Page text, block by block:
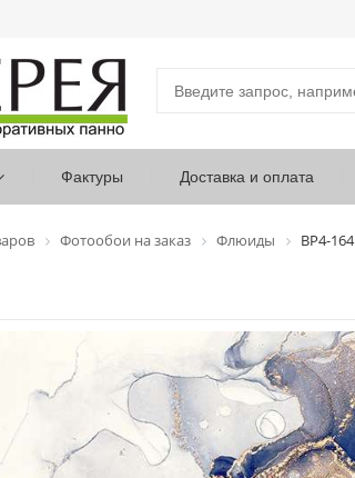
Фактуры Доставка и оплата
Фотообои на заказ Флюиды ВР4-164